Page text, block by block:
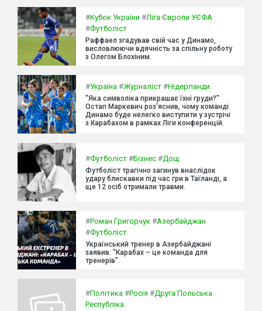
#Кубок України #Ліга Європи УЄФА
#Футболіст
Раффаел згадував свій час у Динамо,
висловлюючи вдячність за спільну роботу
з Олегом Блохіним.
#Україна #Журналіст #Нідерланди
"Яка символіка прикрашає їхні груди?"
Остап Маркевич роз'яснив, чому команді
Динамо буде нелегко виступити у зустрічі
з Карабахом в рамках Ліги конференцій.
#Футболіст #Бізнес #Дощ
Футболіст трагічно загинув внаслідок
удару блискавки під час гри в Таїланді, а
ще 12 осіб отримали травми.
#Роман Григорчук #Азербайджан
#Футболіст
Український тренер в Азербайджані
заявив: "Карабах – це команда для
тренерів".
#Політика #Росія #Друга Польська
Республіка